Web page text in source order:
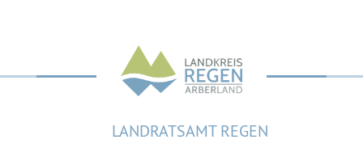
LANDRATSAMT REGEN